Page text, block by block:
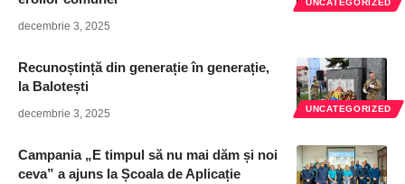
UNCATEGORIZED
decembrie 3, 2025
UNCATEGORIZED
Recunoștință din generație în generație,
la Balotești
decembrie 3, 2025
Campania „E timpul să nu mai dăm și noi
ceva” a ajuns la Școala de Aplicație